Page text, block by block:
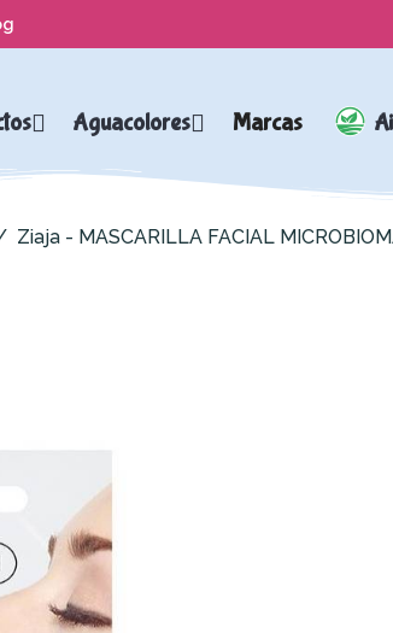
Aguacolores Marcas
Ziaja - MASCARILLA FACIAL